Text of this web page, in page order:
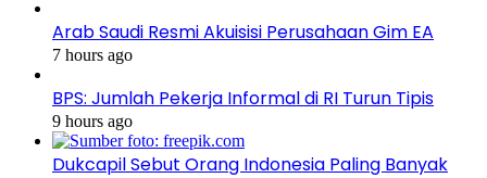
Arab Saudi Resmi Akuisisi Perusahaan Gim EA
7 hours ago
BPS: Jumlah Pekerja Informal di RI Turun Tipis
9 hours ago
Dukcapil Sebut Orang Indonesia Paling Banyak